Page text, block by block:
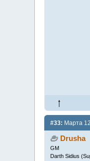
#33: Марта
Drusha
GM
Darth Sidius